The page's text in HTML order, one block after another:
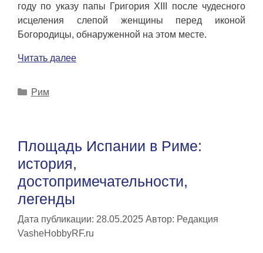
году по указу папы Григория XIII после чудесного
исцеления слепой женщины перед иконой
Богородицы, обнаруженной на этом месте.
Читать далее
Рубрики
Рим
Площадь Испании в Риме:
история,
достопримечательности,
легенды
Дата публикации: 28.05.2025 Автор: Редакция
VasheHobbyRF.ru